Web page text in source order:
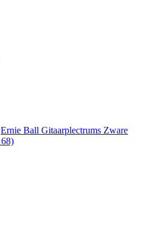
Ernie Ball Gitaarplectrums Zware